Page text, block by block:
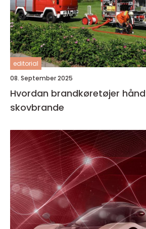
editorial
08. September 2025
Hvordan brandkøretøjer
skovbrande